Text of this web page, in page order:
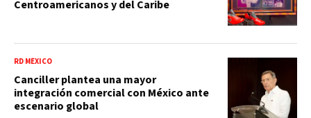
Centroamericanos y del Caribe
RD MÉXICO
Canciller plantea una mayor
integración comercial con México ante
escenario global